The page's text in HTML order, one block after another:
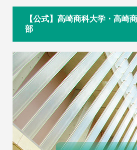
【公式】高崎商科大学・高崎
部